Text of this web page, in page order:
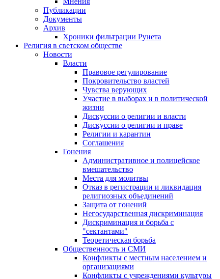
Публикации
Документы
Архив
Хроники фильтрации Рунета
Религия в светском обществе
Новости
Власти
Правовое регулирование
Покровительство властей
Чувства верующих
Участие в выборах и в политической
жизни
Дискуссии о религии и власти
Дискуссии о религии и праве
Религии и карантин
Соглашения
Гонения
Административное и полицейское
вмешательство
Места для молитвы
Отказ в регистрации и ликвидация
религиозных объединений
Защита от гонений
Негосударственная дискриминация
Дискриминация и борьба с
"сектантами"
Теоретическая борьба
Общественность и СМИ
Конфликты с местным населением и
организациями
Конфликты с учреждениями культуры